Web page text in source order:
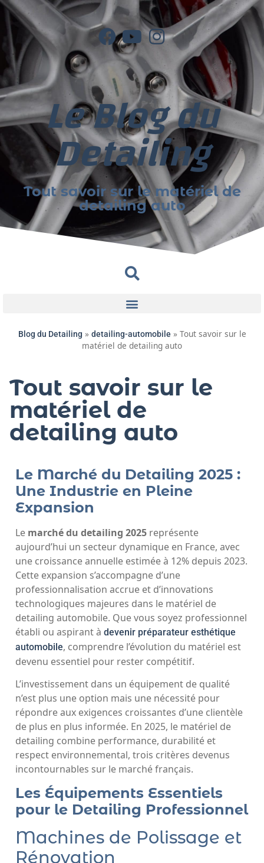
Le Blog du
Detailing
Tout savoir sur le matériel de
detailing auto
Blog du Detailing » detailing-automobile » Tout savoir sur le
matériel de detailing auto
Tout savoir sur le
matériel de
detailing auto
Le Marché du Detailing 2025 :
Une Industrie en Pleine
Expansion
Le marché du detailing 2025 représente
aujourd’hui un secteur dynamique en France, avec
une croissance annuelle estimée à 12% depuis 2023.
Cette expansion s’accompagne d’une
professionnalisation accrue et d’innovations
technologiques majeures dans le matériel de
detailing automobile. Que vous soyez professionnel
établi ou aspirant à devenir préparateur esthétique
automobile, comprendre l’évolution du matériel est
devenu essentiel pour rester compétitif.
L’investissement dans un équipement de qualité
n’est plus une option mais une nécessité pour
répondre aux exigences croissantes d’une clientèle
de plus en plus informée. En 2025, le matériel de
detailing combine performance, durabilité et
respect environnemental, trois critères devenus
incontournables sur le marché français.
Les Équipements Essentiels
pour le Detailing Professionnel
Machines de Polissage et
Rénovation